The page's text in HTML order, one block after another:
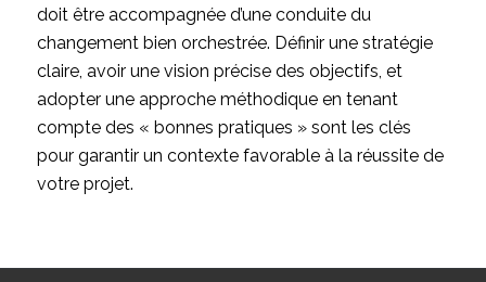
doit être accompagnée d’une conduite du
changement bien orchestrée. Définir une stratégie
claire, avoir une vision précise des objectifs, et
adopter une approche méthodique en tenant
compte des « bonnes pratiques » sont les clés
pour garantir un contexte favorable à la réussite de
votre projet.